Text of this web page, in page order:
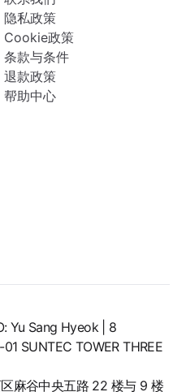
隐私政策
Cookie政策
条款与条件
退款政策
帮助中心
Yu Sang Hyeok | 8
SUNTEC TOWER THREE
麻谷中央五路 22 楼与 9 楼